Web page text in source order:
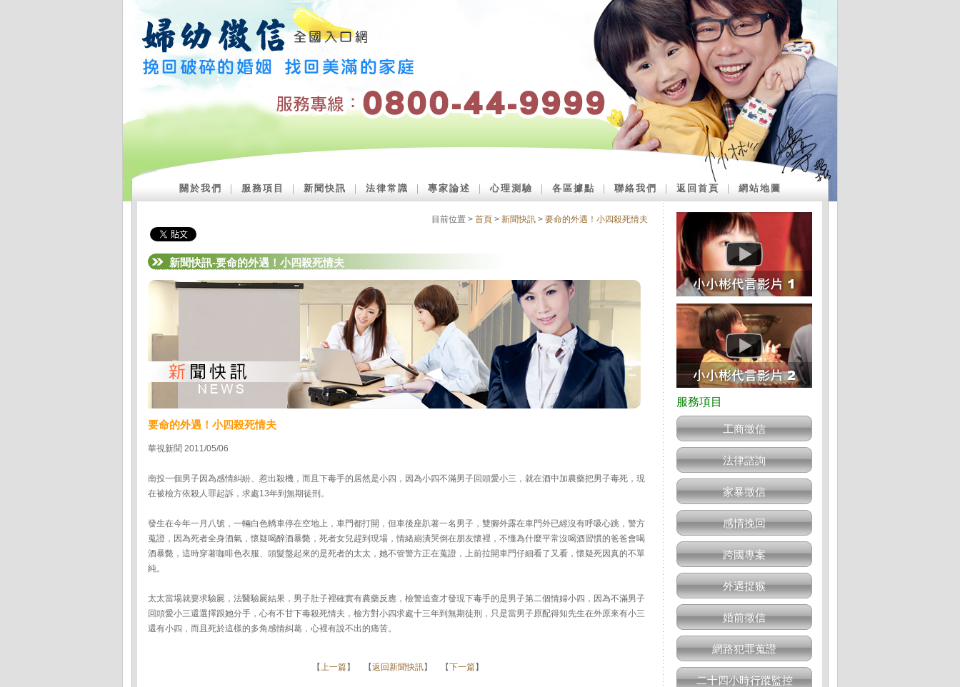
關於我們 服務項目 新聞快訊 法律常識 專家論述 ｜心理測驗 各區據點 聯絡我們 返回首頁 網站地圖
目前位置 > 首頁 > 新聞快訊 > 要命的外遇！小四殺死情夫
新聞快訊-要命的外遇！小四殺死情夫
要命的外遇！小四殺死情夫
華視新聞 2011/05/06
南投一個男子因為感情糾紛、惹出殺機，而且下毒手的居然是小四，因為小四不滿男子回頭愛小三，就在酒中加農藥把男子毒死，現
在被檢方依殺人罪起訴，求處13年到無期徒刑。
發生在今年一月八號，一輛白色轎車停在空地上，車門都打開，但車後座趴著一名男子，雙腳外露在車門外已經沒有呼吸心跳，警方
蒐證，因為死者全身酒氣，懷疑喝醉酒暴斃，死者女兒趕到現場，情緒崩潰哭倒在朋友懷裡，不懂為什麼平常沒喝酒習慣的爸爸會喝
酒暴斃，這時穿著咖啡色衣服、頭髮盤起來的是死者的太太，她不管警方正在蒐證，上前拉開車門仔細看了又看，懷疑死因真的不單
純。
太太當場就要求驗屍，法醫驗屍結果，男子肚子裡確實有農藥反應，檢警追查才發現下毒手的是男子第二個情婦小四，因為不滿男子
回頭愛小三還選擇跟她分手，心有不甘下毒殺死情夫，檢方對小四求處十三年到無期徒刑，只是當男子原配得知先生在外原來有小三
還有小四，而且死於這樣的多角感情糾葛，心裡有說不出的痛苦。
【上一篇】 【返回新聞快訊】 【下一篇】
工商徵信
法律諮詢
家暴徵信
感情挽回
跨國專案
外遇捉猴
婚前徵信
網路犯罪蒐證
二十四小時行蹤監控